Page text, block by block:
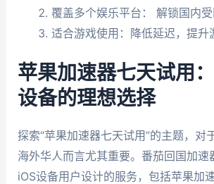
覆盖多个娱乐平台： 解锁国内受
适合游戏使用：降低延迟，提升
苹果加速器七天试用
设备的理想选择
探索“苹果加速器七天试用”的主题，对
海外华人而言尤其重要。番茄回国加速
iOS设备用户设计的服务，包括苹果加